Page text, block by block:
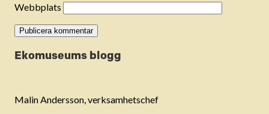
Webbplats
Ekomuseums blogg
Malin Andersson, verksamhetschef